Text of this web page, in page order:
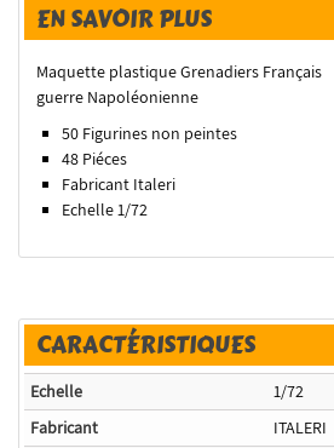
EN SAVOIR PLUS
Maquette plastique Grenadiers Français
guerre Napoléonienne
50 Figurines non peintes
48 Piéces
Fabricant Italeri
Echelle 1/72
CARACTÉRISTIQUES
Echelle
1/72
Fabricant
ITALERI